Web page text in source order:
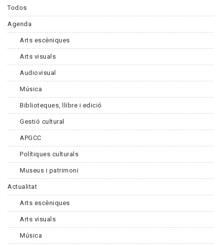
Todos
Agenda
Arts escèniques
Arts visuals
Audiovisual
Música
Biblioteques, llibre i edició
Gestió cultural
APGCC
Polítiques culturals
Museus i patrimoni
Actualitat
Arts escèniques
Arts visuals
Música